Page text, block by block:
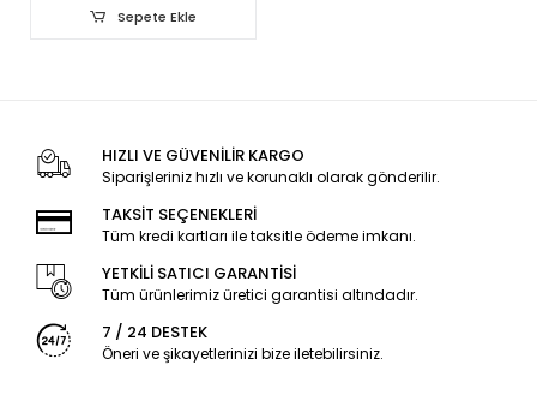
Sepete Ekle
HIZLI VE GÜVENİLİR KARGO
Siparişleriniz hızlı ve korunaklı olarak gönderilir.
TAKSİT SEÇENEKLERİ
Tüm kredi kartları ile taksitle ödeme imkanı.
YETKİLİ SATICI GARANTİSİ
Tüm ürünlerimiz üretici garantisi altındadır.
7 / 24 DESTEK
Öneri ve şikayetlerinizi bize iletebilirsiniz.